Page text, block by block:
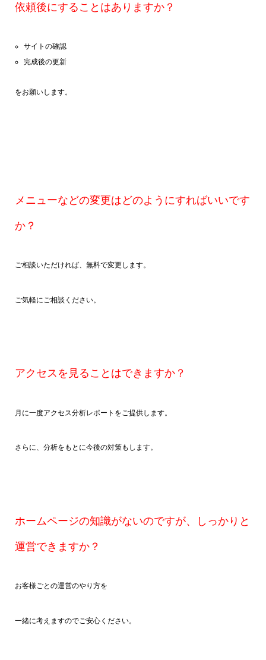
依頼後にすることはありますか？
サイトの確認
完成後の更新
をお願いします。
メニューなどの変更はどのようにすればいいです
か？
ご相談いただければ、無料で変更します。
ご気軽にご相談ください。
アクセスを見ることはできますか？
月に一度アクセス分析レポートをご提供します。
さらに、分析をもとに今後の対策もします。
ホームページの知識がないのですが、しっかりと
運営できますか？
お客様ごとの運営のやり方を
一緒に考えますのでご安心ください。